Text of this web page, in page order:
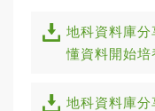
地科資料庫
懂資料開始
地科資料庫